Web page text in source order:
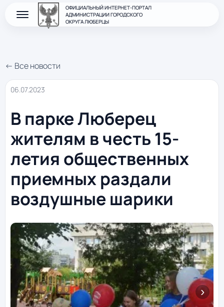
ОФИЦИАЛЬНЫЙ ИНТЕРНЕТ-ПОРТАЛ
АДМИНИСТРАЦИИ ГОРОДСКОГО
ОКРУГА ЛЮБЕРЦЫ
← Все новости
06.07.2023
В парке Люберец
жителям в честь 15-
летия общественных
приемных раздали
воздушные шарики